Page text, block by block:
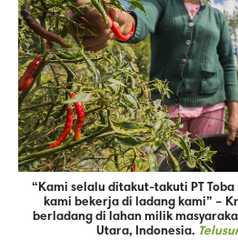
“Kami selalu ditakut-takuti PT Toba
kami bekerja di ladang kami” –
berladang di lahan milik
Utara, Indonesia.